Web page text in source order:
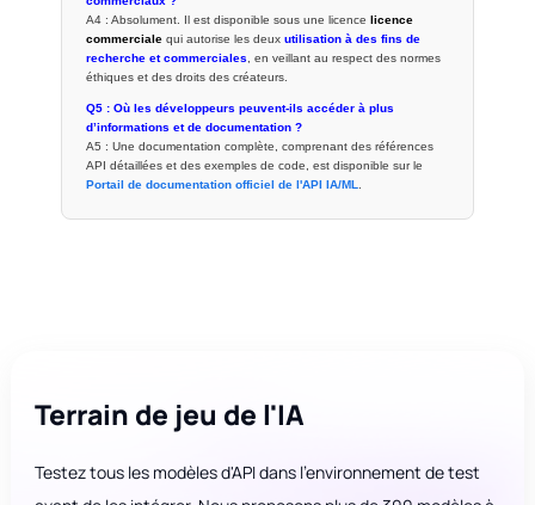
A4 : Absolument. Il est disponible sous une licence
licence
commerciale qui autorise les deuxutilisation à des fins de
recherche et commerciales, en veillant au respect des normes
éthiques et des droits des créateurs.
Q5 : Où les développeurs peuvent-ils accéder à plus
d’informations et de documentation ?
A5 : Une documentation complète, comprenant des références
API détaillées et des exemples de code, est disponible sur le
Portail de documentation officiel de l'API IA/ML.
Terrain de jeu de l'IA
Testez tous les modèles d'API dans l'environnement de test